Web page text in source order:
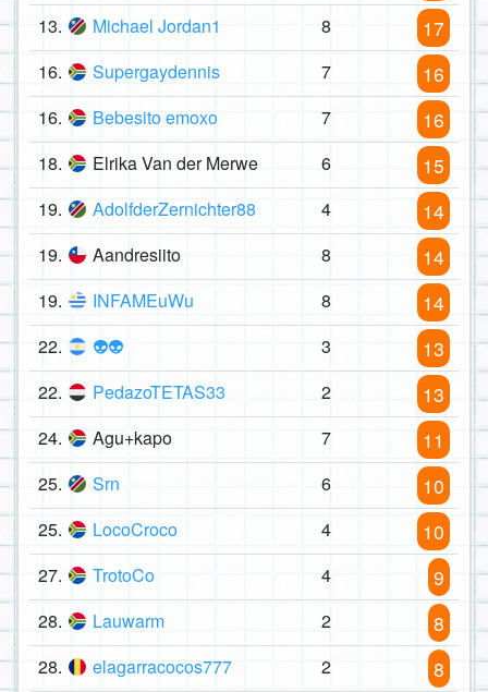
13. Michael Jordan1 8 17
16. Supergaydennis 7 16
16. Bebesito emoxo 7 16
18. Elrika Van der Merwe 6 15
19. AdolfderZernichter88 4 14
19. Aandresiito 8 14
19. INFAMEuWu 8 14
22. 👽👽 3 13
22. PedazoTETAS33 2 13
24. Agu+kapo 7 11
25. Srn 6 10
25. LocoCroco 4 10
27. TrotoCo 4 9
28. Lauwarm 2 8
28. elagarracocos777 2 8